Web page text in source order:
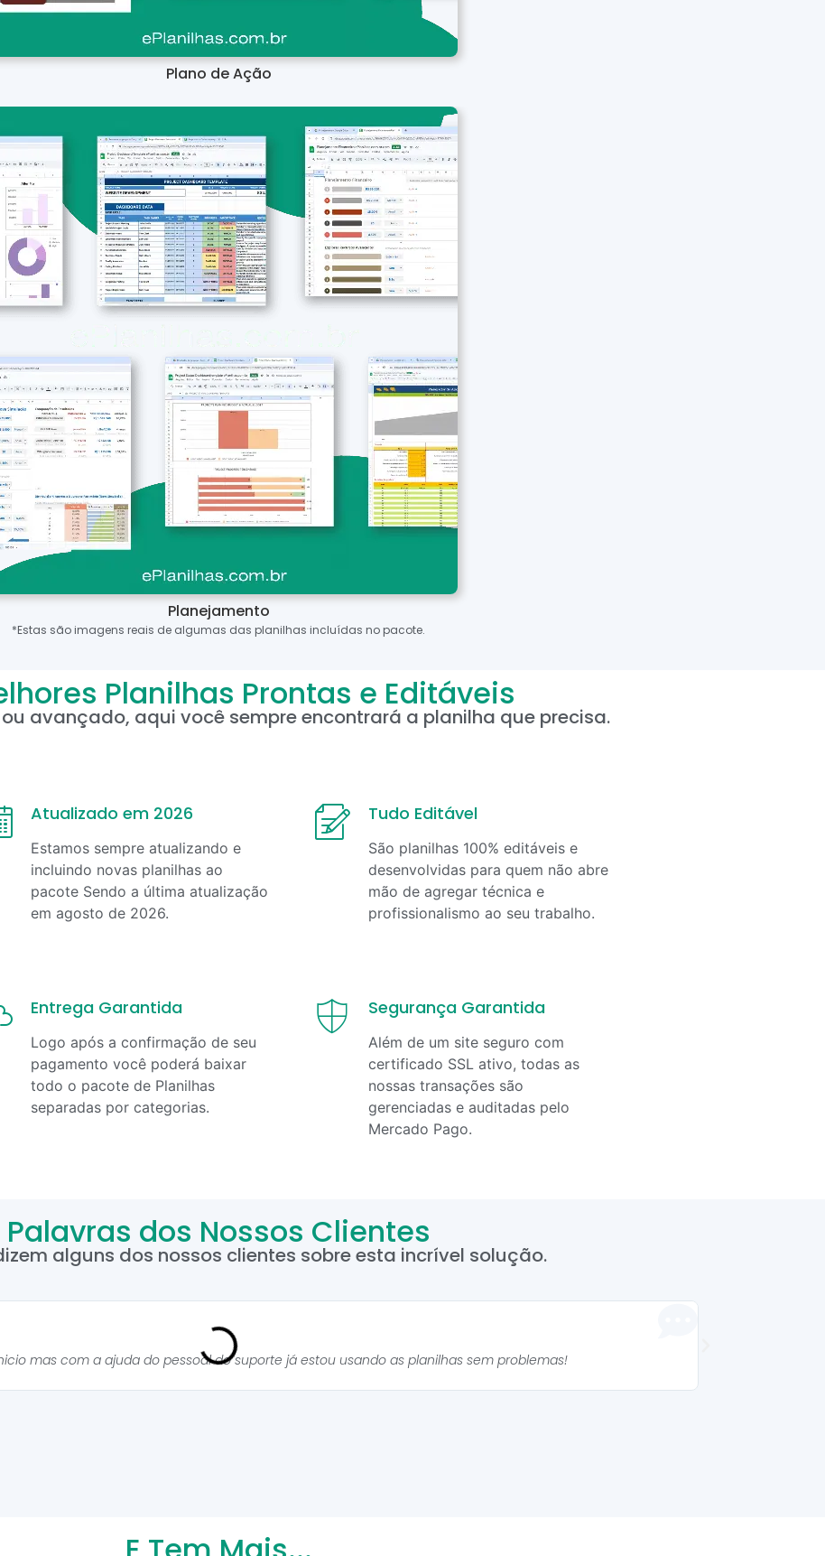
Plano de Ação
Planejamento
*Estas são imagens reais de algumas das planilhas incluídas no pacote.
Planilhas Prontas e Editáveis
avançado, aqui você sempre encontrará a planilha que precisa.
Atualizado em 2026
Estamos sempre atualizando e
incluindo novas planilhas ao
pacote Sendo a última atualização
em agosto de 2026.
Tudo Editável
São planilhas 100% editáveis e
desenvolvidas para quem não abre
mão de agregar técnica e
profissionalismo ao seu trabalho.
Entrega Garantida
Logo após a confirmação de seu
pagamento você poderá baixar
todo o pacote de Planilhas
separadas por categorias.
Segurança Garantida
Além de um site seguro com
certificado SSL ativo, todas as
nossas transações são
gerenciadas e auditadas pelo
Mercado Pago.
Palavras dos Nossos Clientes
alguns dos nossos clientes sobre esta incrível solução.
mas com a ajuda do pessoal do suporte já estou usando as planilhas sem problemas!